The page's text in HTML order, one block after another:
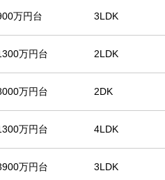
万円台 3LDK
万円台 2LDK
万円台 2DK
万円台 4LDK
万円台 3LDK